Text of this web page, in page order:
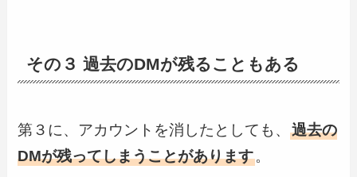
その３ 過去のDMが残ることもある
第３に、アカウントを消したとしても、過去の
DMが残ってしまうことがあります。